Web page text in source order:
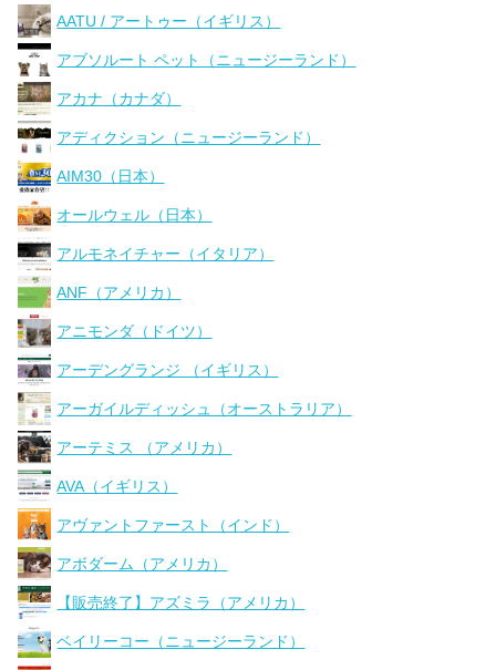
AATU / アートゥー（イギリス）
アブソルート ペット（ニュージーランド）
アカナ（カナダ）
アディクション（ニュージーランド）
AIM30（日本）
オールウェル（日本）
アルモネイチャー（イタリア）
ANF（アメリカ）
アニモンダ（ドイツ）
アーデングランジ （イギリス）
アーガイルディッシュ（オーストラリア）
アーテミス （アメリカ）
AVA（イギリス）
アヴァントファースト（インド）
アボダーム（アメリカ）
【販売終了】アズミラ（アメリカ）
ベイリーコー（ニュージーランド）